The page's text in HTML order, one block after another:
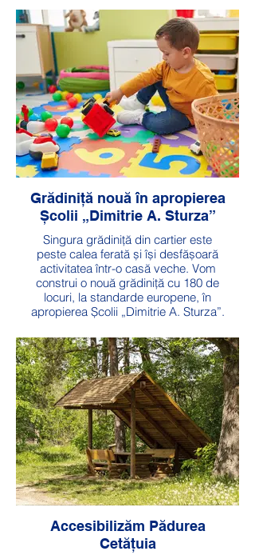
apelor pluviale, modernizarea căilor
Valoare: 1,5 milioane lei
Durată: 1 an
Grădiniță nouă în apropierea
Școlii „Dimitrie A. Sturza”
Singura grădiniță din cartier este
peste calea ferată și își desfășoară
activitatea într-o casă veche. Vom
construi o nouă grădiniță cu 180 de
locuri, la standarde europene, în
apropierea Școlii „Dimitrie A. Sturza”.
Valoare totală: 10 milioane lei
Durată execuție: 3 ani
Accesibilizăm Pădurea
Cetățuia